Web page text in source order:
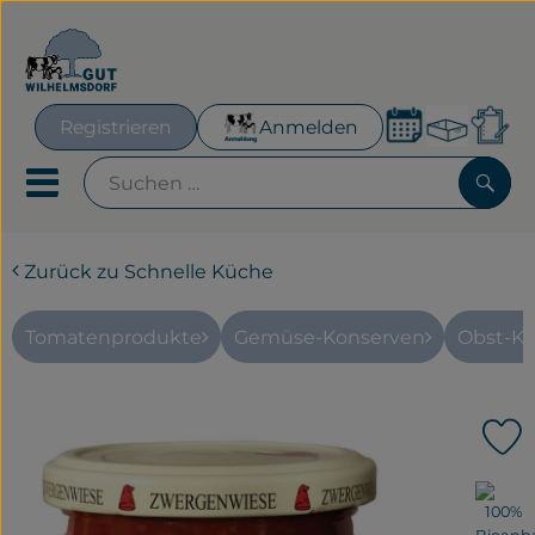
Registrieren Anmelden
Mobiles Menu öffnen
Geplante Kisten
Frisches für´s Büro
Neues & Aktionen
Obst & Gemüse
Zurück zu Schnelle Küche
Tomatenprodukte Gemüse-Konserven Obst-
, Verband: